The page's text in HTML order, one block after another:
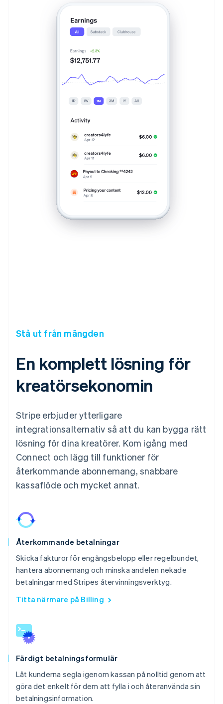
Stå ut från mängden
En komplett lösning för
kreatörsekonomin
Stripe erbjuder ytterligare
integrationsalternativ så att du kan bygga rätt
lösning för dina kreatörer. Kom igång med
Connect och lägg till funktioner för
återkommande abonnemang, snabbare
kassaflöde och mycket annat.
Återkommande betalningar
Skicka fakturor för engångsbelopp eller regelbundet,
hantera abonnemang och minska andelen nekade
betalningar med Stripes återvinningsverktyg.
Titta närmare på Billing
Färdigt betalningsformulär
Låt kunderna segla igenom kassan på nolltid genom att
göra det enkelt för dem att fylla i och återanvända sin
betalningsinformation.